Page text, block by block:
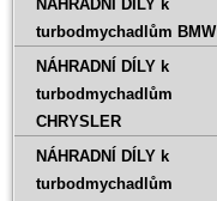
NÁHRADNÍ DÍLY k
turbodmychadlům BMW
NÁHRADNÍ DÍLY k
turbodmychadlům
CHRYSLER
NÁHRADNÍ DÍLY k
turbodmychadlům